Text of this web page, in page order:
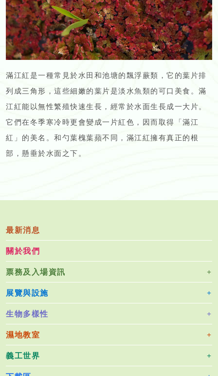
滿江紅是一種常見於水田和池塘的飄浮蕨類，它的葉片排
列成三角形，這些細嫩的葉片是淡水魚類的可口美食。滿
江紅能以無性繁殖快速生長，經常於水面生長成一大片。
它們在冬季寒冷時更會變成一片紅色，因而取得「滿江
紅」的美名。和勺葉槐葉蘋不同，滿江紅擁有真正的根
部，懸垂於水面之下。
最新消息
關於我們
票務及入場資訊
展覽與設施
生物多樣性
濕地教室
義工世界